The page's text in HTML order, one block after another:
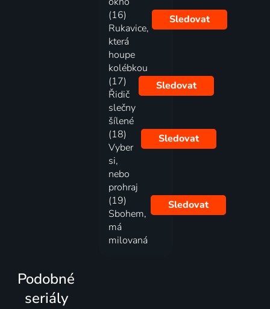
(16)
Rukavice,
která
houpe
kolébkou
Sledovat
(17)
Řidič
slečny
šílené
Sledovat
(18)
Vyber
si,
nebo
prohraj
Sledovat
(19)
Sbohem,
má
milovaná
Sledovat
Podobné
seriály